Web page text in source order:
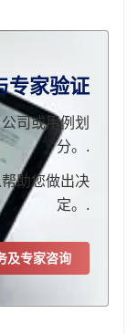
专家验证
司或用例划
分。.
助您做出决
定。.
及专家咨询